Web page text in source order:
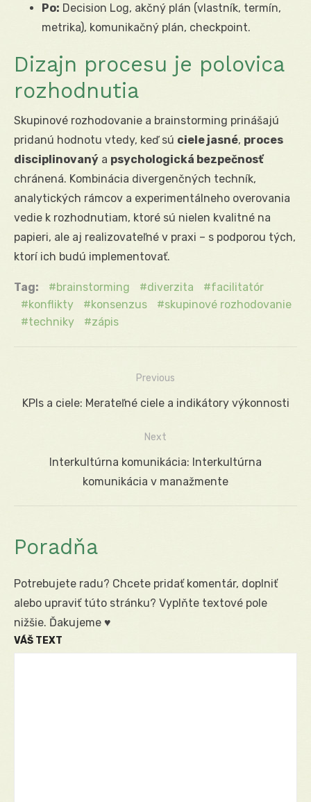
Po: Decision Log, akčný plán (vlastník, termín,
metrika), komunikačný plán, checkpoint.
Dizajn procesu je polovica
rozhodnutia
Skupinové rozhodovanie a brainstorming prinášajú
pridanú hodnotu vtedy, keď sú ciele jasné, proces
disciplinovaný a psychologická bezpečnosť
chránená. Kombinácia divergenčných techník,
analytických rámcov a experimentálneho overovania
vedie k rozhodnutiam, ktoré sú nielen kvalitné na
papieri, ale aj realizovateľné v praxi – s podporou tých,
ktorí ich budú implementovať.
Tag: brainstorming diverzita
facilitatór
konflikty
konsenzus
skupinové rozhodovanie
techniky
zápis
Navigácia
Previous
Previous
KPIs a ciele: Merateľné ciele a indikátory výkonnosti
Next
Interkultúrna komunikácia: Interkultúrna
komunikácia v manažmente
Poradňa
Potrebujete radu? Chcete pridať komentár, doplniť
alebo upraviť túto stránku? Vyplňte textové pole
nižšie. Ďakujeme ♥
VÁŠ TEXT